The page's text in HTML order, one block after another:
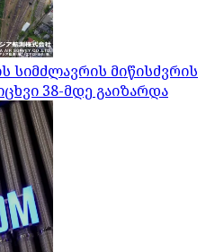
სიმძლავრის მიწისძვრის
38-მდე გაიზარდა